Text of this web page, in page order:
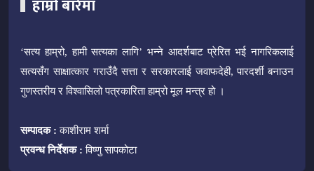
हाम्रो बारेमा
‘सत्य हाम्रो, हामी सत्यका लागि’ भन्ने आदर्शबाट प्रेरित भई नागरिकलाई
सत्यसँग साक्षात्कार गराउँदै सत्ता र सरकारलाई जवाफदेही, पारदर्शी बनाउन
गुणस्तरीय र विश्वासिलो पत्रकारिता हाम्रो मूल मन्त्र हो ।
सम्पादक : काशीराम शर्मा
प्रवन्ध निर्देशक : विष्णु सापकोटा